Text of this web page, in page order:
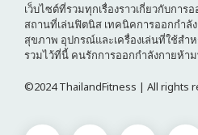
เว็บไซต์ที่รวมทุกเรื่องราวเกี่ยวกับกา
สถานที่เล่นฟิตนิส เทคนิคการออกกำลั
สุขภาพ อุปกรณ์และเครื่องเล่นที่ใช้สำ
รวมไว้ที่นี้ คนรักการออกกำลังกายห้า
©2024 ThailandFitness | All rights